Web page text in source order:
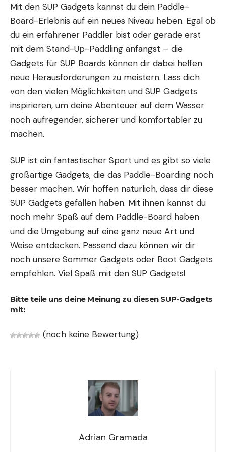
Mit den SUP Gadgets kannst du dein Paddle-
Board-Erlebnis auf ein neues Niveau heben. Egal ob
du ein erfahrener Paddler bist oder gerade erst
mit dem Stand-Up-Paddling anfängst – die
Gadgets für SUP Boards können dir dabei helfen
neue Herausforderungen zu meistern. Lass dich
von den vielen Möglichkeiten und SUP Gadgets
inspirieren, um deine Abenteuer auf dem Wasser
noch aufregender, sicherer und komfortabler zu
machen.
SUP ist ein fantastischer Sport und es gibt so viele
großartige Gadgets, die das Paddle-Boarding noch
besser machen. Wir hoffen natürlich, dass dir diese
SUP Gadgets gefallen haben. Mit ihnen kannst du
noch mehr Spaß auf dem Paddle-Board haben
und die Umgebung auf eine ganz neue Art und
Weise entdecken. Passend dazu können wir dir
noch unsere Sommer Gadgets oder Boot Gadgets
empfehlen. Viel Spaß mit den SUP Gadgets!
Bitte teile uns deine Meinung zu diesen SUP-Gadgets
mit:
(noch keine Bewertung)
Adrian Gramada